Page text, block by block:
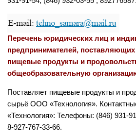
Перечень юридических лиц и
предпринимателей,
пищевые продукты и
общеобразовательную
Поставляет пищевые продукты и
сырьё ООО «Технология».
«Технология»: Телефоны: (846) 931-
8-927-767-33-66.